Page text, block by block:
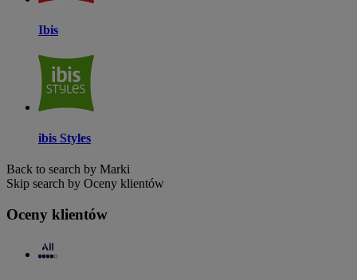
Ibis
ibis Styles
Back to search by Marki
Skip search by Oceny klientów
Oceny klientów